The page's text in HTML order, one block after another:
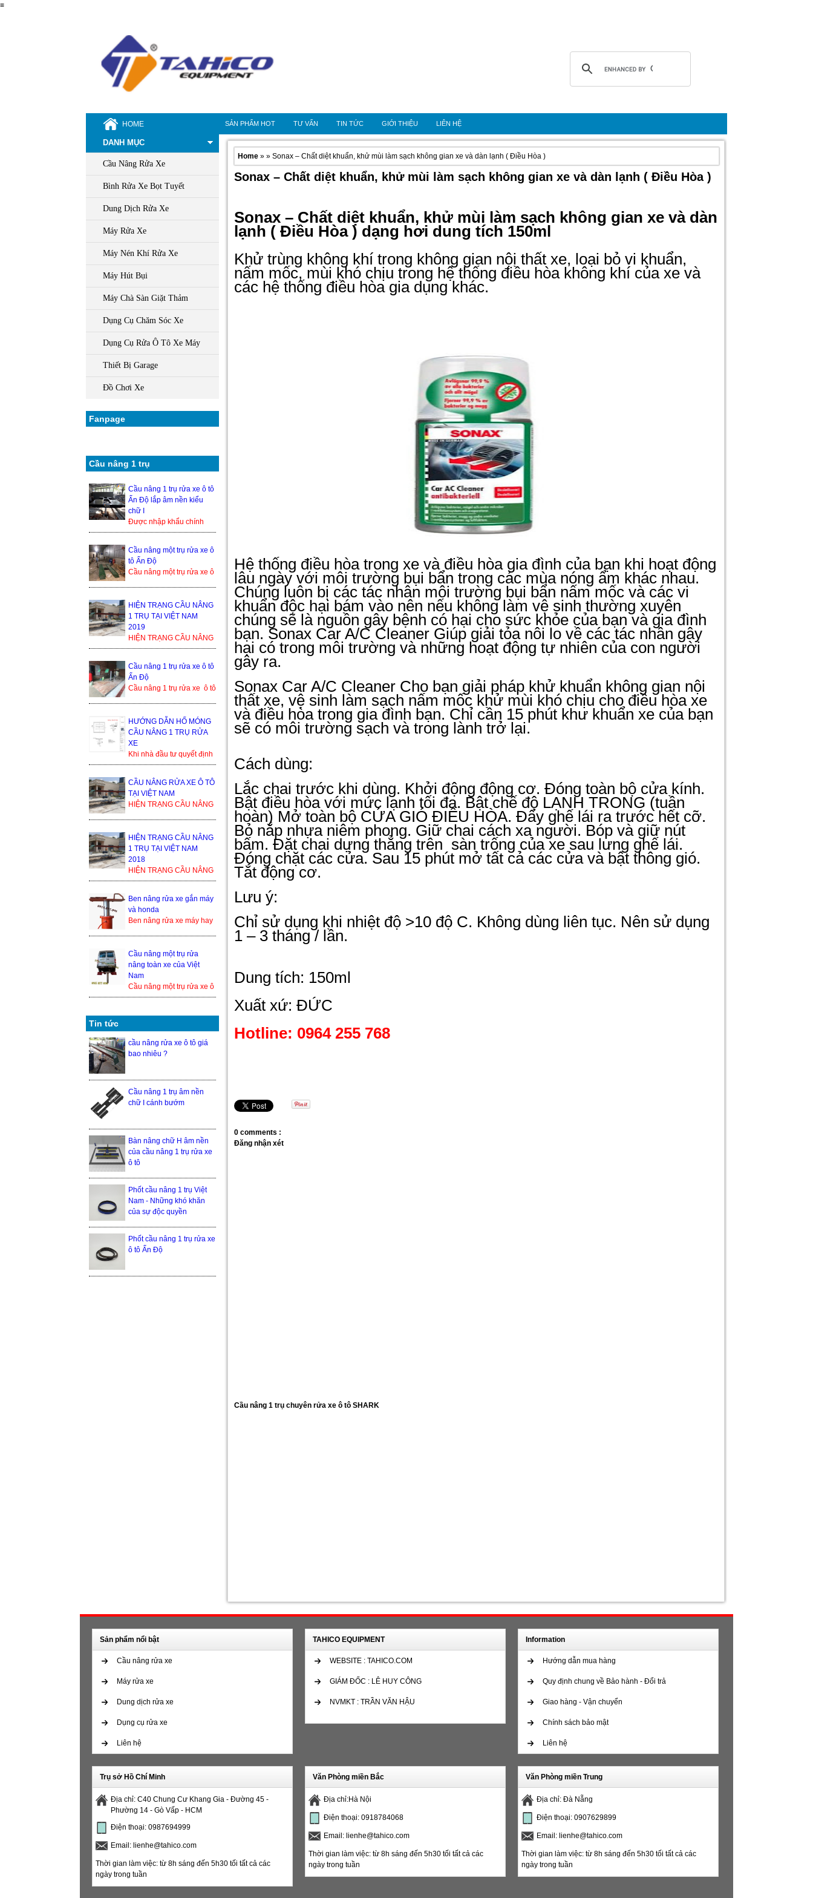
≡
HOME SẢN PHẨM HOT TƯ VẤN TIN TỨC GIỚI THIỆU LIÊN HỆ
DANH MỤC
Cầu Nâng Rửa Xe
Bình Rửa Xe Bọt Tuyết
Dung Dịch Rửa Xe
Máy Rửa Xe
Máy Nén Khí Rửa Xe
Máy Hút Bụi
Máy Chà Sàn Giặt Thảm
Dụng Cụ Chăm Sóc Xe
Dụng Cụ Rửa Ô Tô Xe Máy
Thiết Bị Garage
Đồ Chơi Xe
Fanpage
Cầu nâng 1 trụ
Cầu nâng 1 trụ rửa xe ô tô
Ấn Độ lắp âm nền kiểu
chữ I
Được nhập khẩu chính
hãng từ Ấn Độ, nên độ
nâng 1 trụ rửa xe ô ...
Cầu nâng một trụ rửa xe ô
tô Ấn Độ
Cầu nâng một trụ rửa xe ô
trong thị trường ...
HIỆN TRẠNG CẦU NÂNG
1 TRỤ TẠI VIỆT NAM
2019
HIỆN TRẠNG CẦU NÂNG
1 TRỤ TẠI VIỆT NAM
nâng xe ô tô, cầu nâng xe
1 trụ...
Cầu nâng 1 trụ rửa xe ô tô
Ấn Độ
Cầu nâng 1 trụ rửa xe ô tô
kiện sản xuất tạ...
HƯỚNG DẪN HỐ MÓNG
CẦU NÂNG 1 TRỤ RỬA
XE
Khi nhà đầu tư quyết định
lắp đặt cầu nâng 1 trụ, thì
bình thường họ sẽ nhận
được yêu cầu từ đơn ...
CẦU NÂNG RỬA XE Ô TÔ
TẠI VIỆT NAM
HIỆN TRẠNG CẦU NÂNG
nâng xe ô tô, cầu nâng xe
1 tr...
HIỆN TRẠNG CẦU NÂNG
1 TRỤ TẠI VIỆT NAM
2018
HIỆN TRẠNG CẦU NÂNG
1 TRỤ TẠI VIỆT NAM
2018 Trong thế giới cầu
nâng xe ô tô, cầu nâng xe
1 trụ ...
Ben nâng rửa xe gắn máy
và honda
Ben nâng rửa xe máy hay
thiết bị nâng hạ xe máy
đượ...
Cầu nâng một trụ rửa
nâng toàn xe của Việt
Nam
Cầu nâng một trụ rửa xe ô
tô nâng toàn xe của Việt
Tin tức
cầu nâng rửa xe ô tô giá
bao nhiêu ?
Cầu nâng 1 trụ âm nền
chữ I cánh bướm
Bàn nâng chữ H âm nền
của cầu nâng 1 trụ rửa xe
ô tô
Phốt cầu nâng 1 trụ Việt
Nam - Những khó khăn
của sự độc quyền
Phốt cầu nâng 1 trụ rửa xe
ô tô Ấn Độ
Home » » Sonax – Chất diệt khuẩn, khử mùi làm sạch không gian xe và dàn lạnh ( Điều Hòa )
Sonax – Chất diệt khuẩn, khử mùi làm sạch không gian xe và dàn lạnh ( Điều Hòa )
Sonax – Chất diệt khuẩn, khử mùi làm sạch không gian xe và dàn
lạnh ( Điều Hòa ) dạng hơi dung tích 150ml
Khử trùng không khí trong không gian nội thất xe, loại bỏ vi khuẩn,
nấm mốc, mùi khó chịu trong hệ thống điều hòa không khí của xe và
các hệ thống điều hòa gia dụng khác.
Hệ thống điều hòa trong xe và điều hòa gia đình của bạn khi hoạt động
lâu ngày với môi trường bụi bẩn trong các mùa nóng ẩm khác nhau.
Chúng luôn bị các tác nhân môi trường bụi bẩn nấm mốc và các vi
khuẩn độc hại bám vào nên nếu không làm vệ sinh thường xuyên
chúng sẽ là nguồn gây bệnh có hại cho sức khỏe của bạn và gia đình
bạn. Sonax Car A/C Cleaner Giúp giải tỏa nôi lo về các tác nhân gây
hại có trong môi trường và những hoạt động tự nhiên của con người
gây ra.
Sonax Car A/C Cleaner Cho bạn giải pháp khử khuẩn không gian nội
thất xe, vệ sinh làm sạch nấm mốc khử mùi khó chịu cho điều hòa xe
và điều hòa trong gia đình bạn. Chỉ cần 15 phút khư khuẩn xe của bạn
sẽ có môi trường sạch và trong lành trở lại.
Cách dùng:
Lắc chai trước khi dùng. Khởi động động cơ. Đóng toàn bộ cửa kính.
Bật điều hòa với mức lạnh tối đa. Bật chế độ LẠNH TRONG (tuần
hoàn) Mở toàn bộ CỬA GIÓ ĐIỀU HÒA. Đẩy ghế lái ra trước hết cỡ.
Bỏ nắp nhựa niêm phong. Giữ chai cách xa người. Bóp và giữ nút
bấm. Đặt chai dựng thẳng trên sàn trống của xe sau lưng ghế lái.
Đóng chặt các cửa. Sau 15 phút mở tất cả các cửa và bật thông gió.
Tắt động cơ.
Lưu ý:
Chỉ sử dụng khi nhiệt độ >10 độ C. Không dùng liên tục. Nên sử dụng
1 – 3 tháng / lần.
Dung tích: 150ml
Xuất xứ: ĐỨC
Hotline: 0964 255 768
0 comments :
Đăng nhận xét
Cầu nâng 1 trụ chuyên rửa xe ô tô SHARK
Sản phẩm nổi bật
Cầu nâng rửa xe
Máy rửa xe
Dung dịch rửa xe
Dụng cụ rửa xe
Liên hệ
TAHICO EQUIPMENT
WEBSITE : TAHICO.COM
GIÁM ĐỐC : LÊ HUY CÔNG
NVMKT : TRẦN VĂN HẬU
Information
Hướng dẫn mua hàng
Quy định chung về Bảo hành - Đổi trả
Giao hàng - Vận chuyển
Chính sách bảo mật
Liên hệ
Trụ sở Hồ Chí Minh
Địa chỉ: C40 Chung Cư Khang Gia - Đường 45 -
Phường 14 - Gò Vấp - HCM
Điện thoại: 0987694999
Email: lienhe@tahico.com
Thời gian làm việc: từ 8h sáng đến 5h30 tối tất cả các
ngày trong tuần
Văn Phòng miền Bắc
Địa chỉ:Hà Nội
Điện thoại: 0918784068
Email: lienhe@tahico.com
Thời gian làm việc: từ 8h sáng đến 5h30 tối tất cả các
ngày trong tuần
Văn Phòng miền Trung
Địa chỉ: Đà Nẵng
Điện thoại: 0907629899
Email: lienhe@tahico.com
Thời gian làm việc: từ 8h sáng đến 5h30 tối tất cả các
ngày trong tuần